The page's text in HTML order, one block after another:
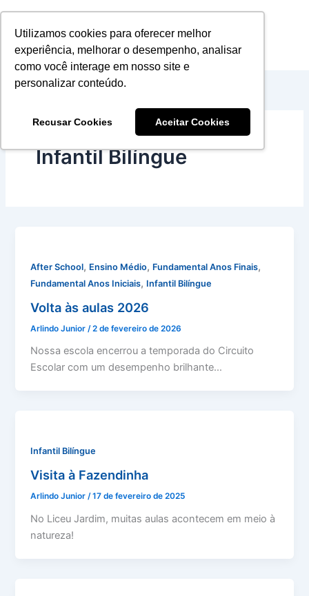
Utilizamos cookies para oferecer melhor
experiência, melhorar o desempenho, analisar
como você interage em nosso site e
personalizar conteúdo.
Recusar Cookies Aceitar Cookies
conteúdo
Infantil Bilíngue
After School, Ensino Médio, Fundamental Anos Finais,
Fundamental Anos Iniciais, Infantil Bilíngue
Volta às aulas 2026
Arlindo Junior /2 de fevereiro de 2026
Nossa escola encerrou a temporada do Circuito
Escolar com um desempenho brilhante…
Infantil Bilíngue
Visita à Fazendinha
Arlindo Junior/17 de fevereiro de 2025
No Liceu Jardim, muitas aulas acontecem em meio à
natureza!